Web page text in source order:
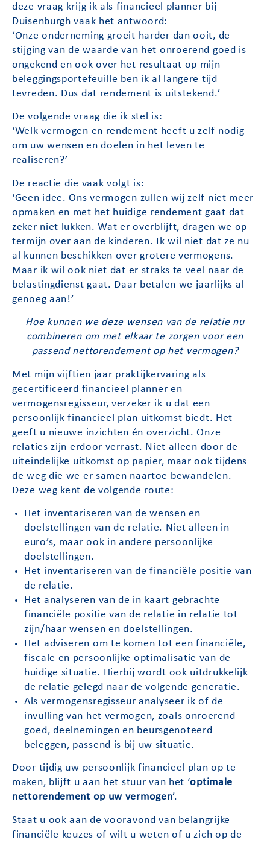
deze vraag krijg ik als financieel planner bij
Duisenburgh vaak het antwoord:
‘Onze onderneming groeit harder dan ooit, de
stijging van de waarde van het onroerend goed is
ongekend en ook over het resultaat op mijn
beleggingsportefeuille ben ik al langere tijd
tevreden. Dus dat rendement is uitstekend.’
De volgende vraag die ik stel is:
‘Welk vermogen en rendement heeft u zelf nodig
om uw wensen en doelen in het leven te
realiseren?’
De reactie die vaak volgt is:
‘Geen idee. Ons vermogen zullen wij zelf niet meer
opmaken en met het huidige rendement gaat dat
zeker niet lukken. Wat er overblijft, dragen we op
termijn over aan de kinderen. Ik wil niet dat ze nu
al kunnen beschikken over grotere vermogens.
Maar ik wil ook niet dat er straks te veel naar de
belastingdienst gaat. Daar betalen we jaarlijks al
genoeg aan!’
Hoe kunnen we deze wensen van de relatie nu
combineren om met elkaar te zorgen voor een
passend nettorendement op het vermogen?
Met mijn vijftien jaar praktijkervaring als
gecertificeerd financieel planner en
vermogensregisseur, verzeker ik u dat een
persoonlijk financieel plan uitkomst biedt. Het
geeft u nieuwe inzichten én overzicht. Onze
relaties zijn erdoor verrast. Niet alleen door de
uiteindelijke uitkomst op papier, maar ook tijdens
de weg die we er samen naartoe bewandelen.
Deze weg kent de volgende route:
Het inventariseren van de wensen en
doelstellingen van de relatie. Niet alleen in
euro’s, maar ook in andere persoonlijke
doelstellingen.
Het inventariseren van de financiële positie van
de relatie.
Het analyseren van de in kaart gebrachte
financiële positie van de relatie in relatie tot
zijn/haar wensen en doelstellingen.
Het adviseren om te komen tot een financiële,
fiscale en persoonlijke optimalisatie van de
huidige situatie. Hierbij wordt ook uitdrukkelijk
de relatie gelegd naar de volgende generatie.
Als vermogensregisseur analyseer ik of de
invulling van het vermogen, zoals onroerend
goed, deelnemingen en beursgenoteerd
beleggen, passend is bij uw situatie.
Door tijdig uw persoonlijk financieel plan op te
maken, blijft u aan het stuur van het ‘optimale
nettorendement op uw vermogen’.
Staat u ook aan de vooravond van belangrijke
financiële keuzes of wilt u weten of u zich op de